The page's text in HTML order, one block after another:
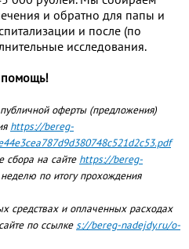
и обратно для папы и
и после (по
исследования.
помощь!
оферты (предложения)
https://bereg-
сбора на сайте https://bereg-
по итогу прохождения
средствах и оплаченных расходах
по ссылкеs://bereg-nadejdy.ru/o-